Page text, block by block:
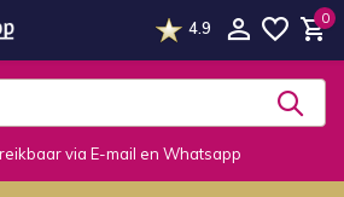
4.9
0
via E-mail en Whatsapp